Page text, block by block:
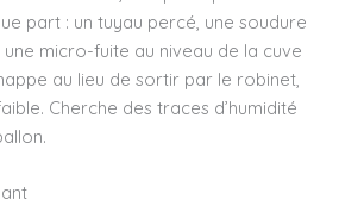
part : un tuyau percé, une soudure
micro-fuite au niveau de la cuve
au lieu de sortir par le robinet,
Cherche des traces d’humidité